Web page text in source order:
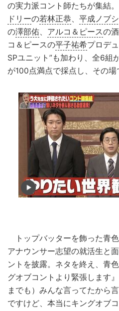
の実力派コント師たちが集結
ドリーの若林正恭 平成ノブ
の澤部佑 アルコ＆ピースの
コ＆ピースの平子祐希プロデ
SPユニット”も加わり、全6組
が100点満点で採点し、その場
トップバッターを飾った青
アナウンサー志望の就活生と
ントを披露。ネタを終え、青
グオブコントより緊張します
までも）みんな言ってたから
ですけど、本当にキングオブ